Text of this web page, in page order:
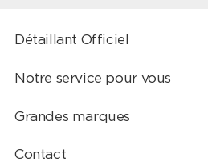
Détaillant Officiel
Notre service pour vous
Grandes marques
Contact